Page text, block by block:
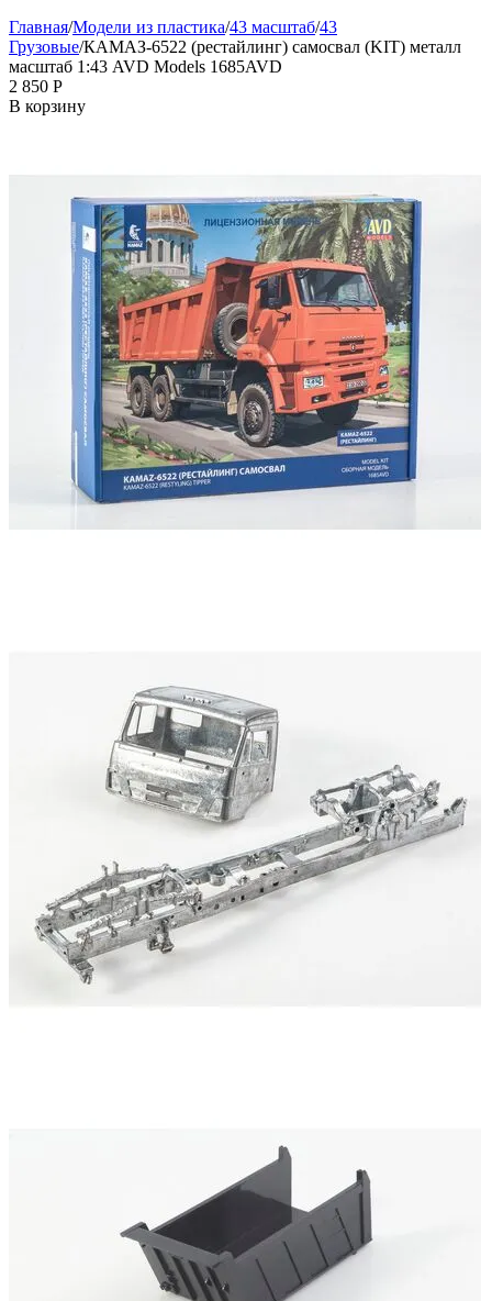
Главная/Модели из пластика/43 масштаб/43
Грузовые/КАМАЗ-6522 (рестайлинг) самосвал (KIT) металл
масштаб 1:43 AVD Models 1685AVD
2 850 Р
В корзину